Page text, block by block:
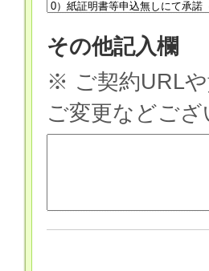
その他記入欄
※ ご契約URL
ご変更などご